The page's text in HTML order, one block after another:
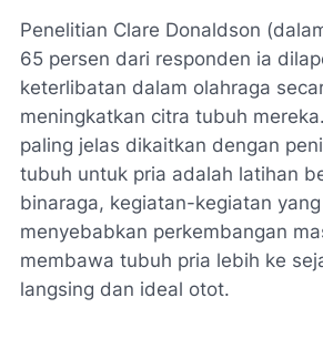
Penelitian Clare Donaldson
65 persen dari responden ia
keterlibatan dalam olahraga
meningkatkan citra tubuh
paling jelas dikaitkan dengan
tubuh untuk pria adalah latihan
binaraga, kegiatan-kegiatan
menyebabkan perkembangan
membawa tubuh pria lebih ke
langsing dan ideal otot.